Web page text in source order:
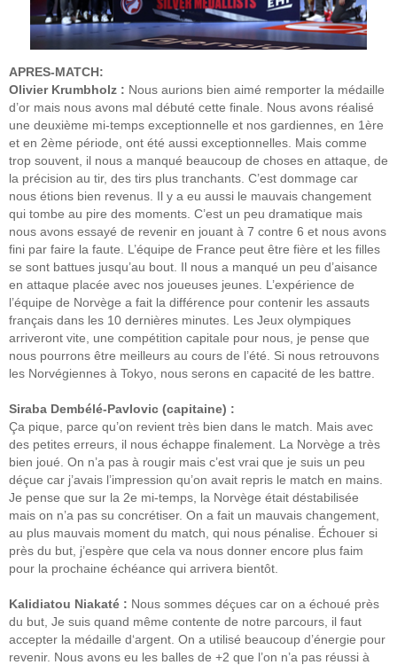
APRES-MATCH:
Olivier Krumbholz : Nous aurions bien aimé remporter la médaille
d’or mais nous avons mal débuté cette finale. Nous avons réalisé
une deuxième mi-temps exceptionnelle et nos gardiennes, en 1ère
et en 2ème période, ont été aussi exceptionnelles. Mais comme
trop souvent, il nous a manqué beaucoup de choses en attaque, de
la précision au tir, des tirs plus tranchants. C’est dommage car
nous étions bien revenus. Il y a eu aussi le mauvais changement
qui tombe au pire des moments. C’est un peu dramatique mais
nous avons essayé de revenir en jouant à 7 contre 6 et nous avons
fini par faire la faute. L’équipe de France peut être fière et les filles
se sont battues jusqu’au bout. Il nous a manqué un peu d’aisance
en attaque placée avec nos joueuses jeunes. L’expérience de
l’équipe de Norvège a fait la différence pour contenir les assauts
français dans les 10 dernières minutes. Les Jeux olympiques
arriveront vite, une compétition capitale pour nous, je pense que
nous pourrons être meilleurs au cours de l’été. Si nous retrouvons
les Norvégiennes à Tokyo, nous serons en capacité de les battre.
Siraba Dembélé-Pavlovic (capitaine) :
Ça pique, parce qu’on revient très bien dans le match. Mais avec
des petites erreurs, il nous échappe finalement. La Norvège a très
bien joué. On n’a pas à rougir mais c’est vrai que je suis un peu
déçue car j’avais l’impression qu’on avait repris le match en mains.
Je pense que sur la 2e mi-temps, la Norvège était déstabilisée
mais on n’a pas su concrétiser. On a fait un mauvais changement,
au plus mauvais moment du match, qui nous pénalise. Échouer si
près du but, j’espère que cela va nous donner encore plus faim
pour la prochaine échéance qui arrivera bientôt.
Kalidiatou Niakaté : Nous sommes déçues car on a échoué près
du but, Je suis quand même contente de notre parcours, il faut
accepter la médaille d‘argent. On a utilisé beaucoup d’énergie pour
revenir. Nous avons eu les balles de +2 que l’on n’a pas réussi à